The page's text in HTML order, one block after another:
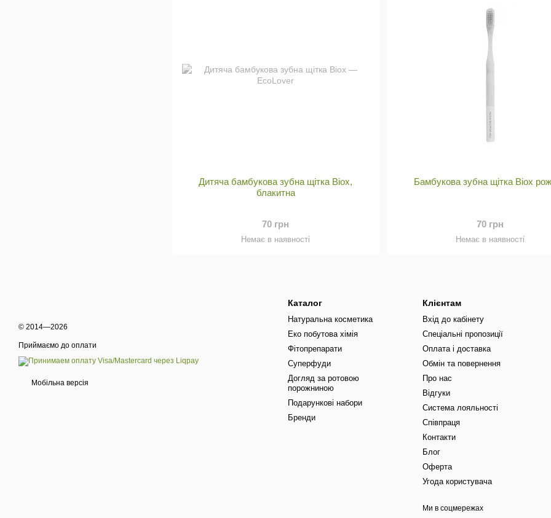
Дитяча бамбукова зубна щітка Biox,
блакитна
70 грн
Немає в наявності
Бамбукова зубна щітка Biox
70 грн
Немає в наявності
© 2014—2026
Приймаємо до оплати
Мобільна версія
Каталог
Натуральна косметика
Еко побутова хімія
Фітопрепарати
Суперфуди
Догляд за ротовою
порожниною
Подарункові набори
Бренди
Клієнтам
Вхід до кабінету
Спеціальні пропозиції
Оплата і доставка
Обмін та повернення
Про нас
Відгуки
Система лояльності
Співпраця
Контакти
Блог
Оферта
Угода користувача
Ми в соцмережах